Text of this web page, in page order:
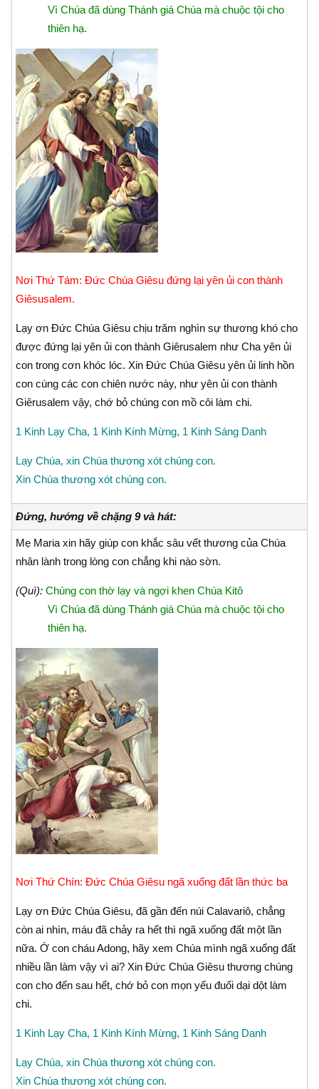
Vì Chúa đã dùng Thánh giá Chúa mà chuộc tội cho
thiên hạ.
Nơi Thứ Tám: Ðức Chúa Giêsu đứng lại yên ủi con thành
Giêsusalem.
Lạy ơn Ðức Chúa Giêsu chịu trăm nghìn sự thương khó cho
được đứng lại yên ủi con thành Giêrusalem như Cha yên ủi
con trong cơn khóc lóc. Xin Ðức Chúa Giêsu yên ủi linh hồn
con cùng các con chiên nước này, như yên ủi con thành
Giêrusalem vậy, chớ bỏ chúng con mồ côi làm chi.
1 Kinh Lạy Cha, 1 Kinh Kính Mừng, 1 Kinh Sáng Danh
Lạy Chúa, xin Chúa thương xót chúng con.
Xin Chúa thương xót chúng con.
Đứng, hướng về chặng 9 và hát:
Mẹ Maria xin hãy giúp con khắc sâu vết thương của Chúa
nhân lành trong lòng con chẳng khi nào sờn.
(Quì): Chúng con thờ lạy và ngợi khen Chúa Kitô
Vì Chúa đã dùng Thánh giá Chúa mà chuộc tội cho
thiên hạ.
Nơi Thứ Chín: Ðức Chúa Giêsu ngã xuống đất lần thức ba
Lạy ơn Ðức Chúa Giêsu, đã gần đến núi Calavariô, chẳng
còn ai nhìn, máu đã chảy ra hết thì ngã xuống đất một lần
nữa. Ớ con cháu Adong, hãy xem Chúa mình ngã xuống đất
nhiều lần làm vậy vì ai? Xin Ðức Chúa Giêsu thương chúng
con cho đến sau hết, chớ bỏ con mọn yếu đuối dại dột làm
chi.
1 Kinh Lạy Cha, 1 Kinh Kính Mừng, 1 Kinh Sáng Danh
Lạy Chúa, xin Chúa thương xót chúng con.
Xin Chúa thương xót chúng con.